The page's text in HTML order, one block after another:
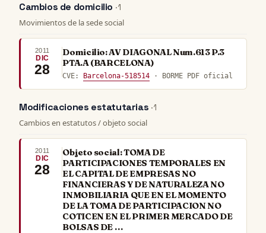
Cambios de domicilio · 1
Movimientos de la sede social
2011
DIC
28
Domicilio: AV DIAGONAL Num.613 P.3
PTA.A (BARCELONA)
CVE: Barcelona-518514 · BORME PDF oficial
Modificaciones estatutarias · 1
Cambios en estatutos / objeto social
2011
DIC
28
Objeto social: TOMA DE
PARTICIPACIONES TEMPORALES EN
EL CAPITAL DE EMPRESAS NO
FINANCIERAS Y DE NATURALEZA NO
INMOBILIARIA QUE EN EL MOMENTO
DE LA TOMA DE PARTICIPACION NO
COTICEN EN EL PRIMER MERCADO DE
BOLSAS DE …